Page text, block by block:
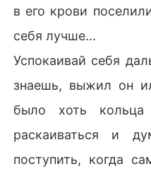
в его крови
себя лучше...
Успокаивай себя
знаешь, выжил он
было хоть кольца
раскаиваться и
поступить, когда